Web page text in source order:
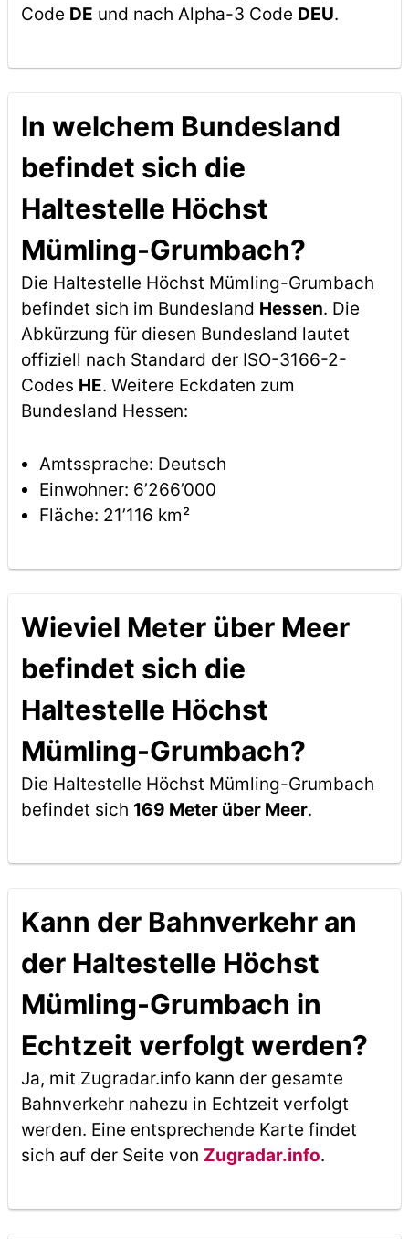
Code DE und nach Alpha-3 Code DEU.
In welchem Bundesland
befindet sich die
Haltestelle Höchst
Mümling-Grumbach?
Die Haltestelle Höchst Mümling-Grumbach
befindet sich im Bundesland Hessen. Die
Abkürzung für diesen Bundesland lautet
offiziell nach Standard der ISO-3166-2-
Codes HE. Weitere Eckdaten zum
Bundesland Hessen:
Amtssprache: Deutsch
Einwohner: 6’266’000
Fläche: 21’116 km²
Wieviel Meter über Meer
befindet sich die
Haltestelle Höchst
Mümling-Grumbach?
Die Haltestelle Höchst Mümling-Grumbach
befindet sich 169 Meter über Meer.
Kann der Bahnverkehr an
der Haltestelle Höchst
Mümling-Grumbach in
Echtzeit verfolgt werden?
Ja, mit Zugradar.info kann der gesamte
Bahnverkehr nahezu in Echtzeit verfolgt
werden. Eine entsprechende Karte findet
sich auf der Seite von Zugradar.info.